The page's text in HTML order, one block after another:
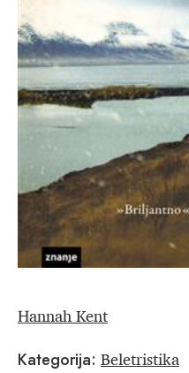
Hannah Kent
Kategorija: Beletristika